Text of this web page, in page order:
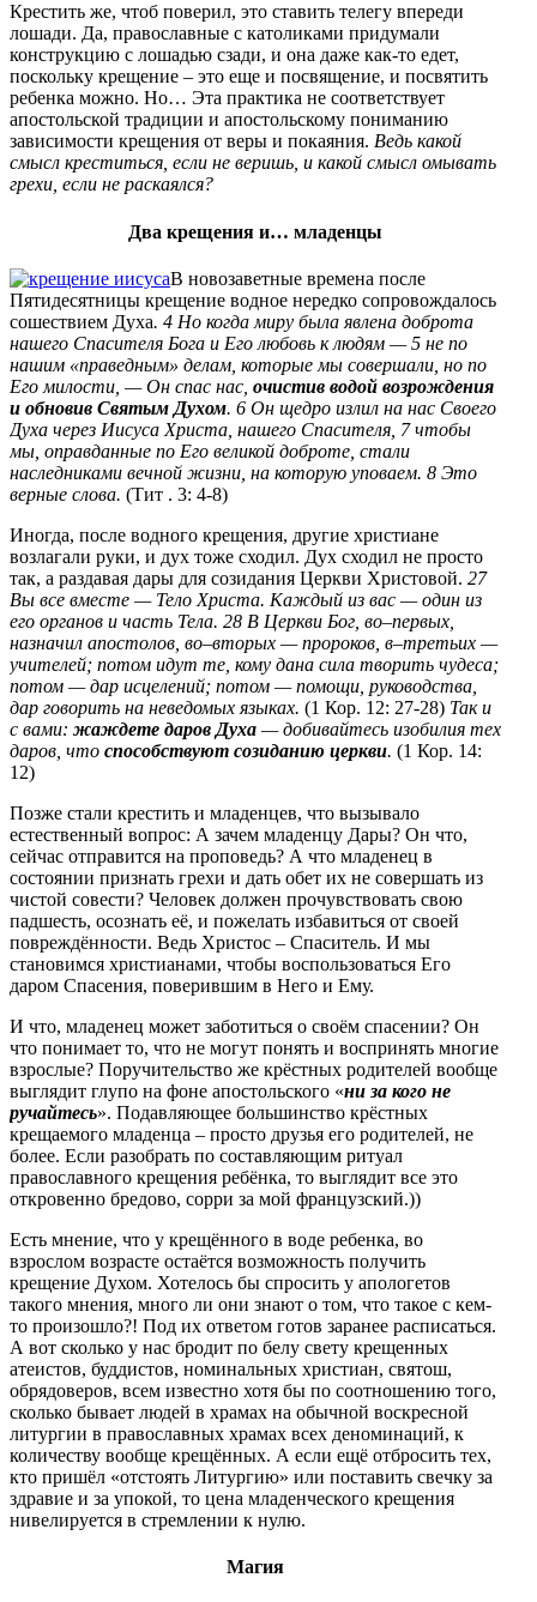
Крестить же, чтоб поверил, это ставить телегу впереди
лошади. Да, православные с католиками придумали
конструкцию с лошадью сзади, и она даже как-то едет,
поскольку крещение – это еще и посвящение, и посвятить
ребенка можно. Но… Эта практика не соответствует
апостольской традиции и апостольскому пониманию
зависимости крещения от веры и покаяния. Ведь какой
смысл креститься, если не веришь, и какой смысл омывать
грехи, если не раскаялся?
Два крещения и… младенцы
В новозаветные времена после
Пятидесятницы крещение водное нередко сопровождалось
сошествием Духа. 4 Но когда миру была явлена доброта
нашего Спасителя Бога и Его любовь к людям — 5 не по
нашим «праведным» делам, которые мы совершали, но по
Его милости, — Он спас нас, очистив водой возрождения
и обновив Святым Духом. 6 Он щедро излил на нас Своего
Духа через Иисуса Христа, нашего Спасителя, 7 чтобы
мы, оправданные по Его великой доброте, стали
наследниками вечной жизни, на которую уповаем. 8 Это
верные слова. (Тит . 3: 4-8)
Иногда, после водного крещения, другие христиане
возлагали руки, и дух тоже сходил. Дух сходил не просто
так, а раздавая дары для созидания Церкви Христовой. 27
Вы все вместе — Тело Христа. Каждый из вас — один из
его органов и часть Тела. 28 В Церкви Бог, во–первых,
назначил апостолов, во–вторых — пророков, в–третьих —
учителей; потом идут те, кому дана сила творить чудеса;
потом — дар исцелений; потом — помощи, руководства,
дар говорить на неведомых языках. (1 Кор. 12: 27-28) Так и
с вами: жаждете даров Духа — добивайтесь изобилия тех
даров, что способствуют созиданию церкви. (1 Кор. 14:
12)
Позже стали крестить и младенцев, что вызывало
естественный вопрос: А зачем младенцу Дары? Он что,
сейчас отправится на проповедь? А что младенец в
состоянии признать грехи и дать обет их не совершать из
чистой совести? Человек должен прочувствовать свою
падшесть, осознать её, и пожелать избавиться от своей
повреждённости. Ведь Христос – Спаситель. И мы
становимся христианами, чтобы воспользоваться Его
даром Спасения, поверившим в Него и Ему.
И что, младенец может заботиться о своём спасении? Он
что понимает то, что не могут понять и воспринять многие
взрослые? Поручительство же крёстных родителей вообще
выглядит глупо на фоне апостольского «ни за кого не
ручайтесь». Подавляющее большинство крёстных
крещаемого младенца – просто друзья его родителей, не
более. Если разобрать по составляющим ритуал
православного крещения ребёнка, то выглядит все это
откровенно бредово, сорри за мой французский.))
Есть мнение, что у крещённого в воде ребенка, во
взрослом возрасте остаётся возможность получить
крещение Духом. Хотелось бы спросить у апологетов
такого мнения, много ли они знают о том, что такое с кем-
то произошло?! Под их ответом готов заранее расписаться.
А вот сколько у нас бродит по белу свету крещенных
атеистов, буддистов, номинальных христиан, святош,
обрядоверов, всем известно хотя бы по соотношению того,
сколько бывает людей в храмах на обычной воскресной
литургии в православных храмах всех деноминаций, к
количеству вообще крещённых. А если ещё отбросить тех,
кто пришёл «отстоять Литургию» или поставить свечку за
здравие и за упокой, то цена младенческого крещения
нивелируется в стремлении к нулю.
Магия